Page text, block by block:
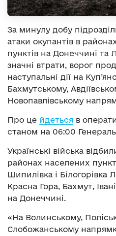
За минулу добу
атаки окупантів в
пунктів на Донеччині та
значні втрати, ворог
наступальні дії на
Бахмутському,
Новопавлівському
Про це йдеться в
станом на 06:00
Українські війська
районах населених
Шипилівка і Білогорівка
Красна Гора, Бахмут,
на Донеччині.
«На Волинському,
Слобожанському